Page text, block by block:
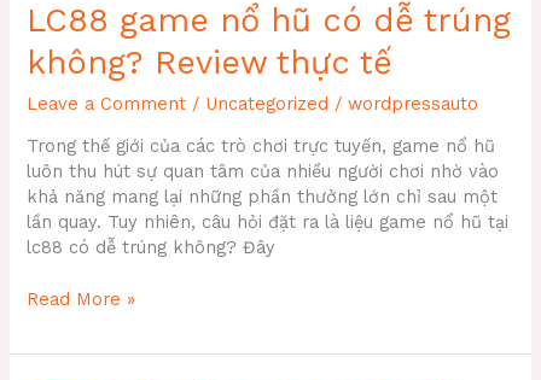
khoản
toàn
bộ
số
khi
muốn
khóa
tài
khoản?
LC88 game nổ hũ có dễ trúng
không? Review thực tế
Leave a Comment / Uncategorized /wordpressauto
Trong thế giới của các trò chơi trực tuyến, game nổ hũ
luôn thu hút sự quan tâm của nhiều người chơi nhờ vào
khả năng mang lại những phần thưởng lớn chỉ sau một
lần quay. Tuy nhiên, câu hỏi đặt ra là liệu game nổ hũ tại
lc88 có dễ trúng không? Đây
LC88
nổ
Read More »